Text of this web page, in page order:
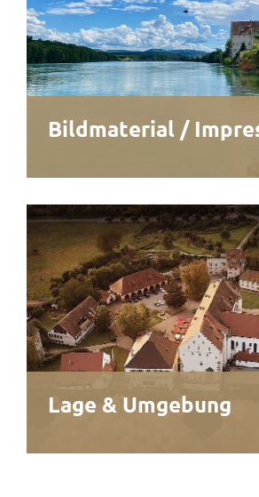
Bildmaterial /
Lage & Umgebung